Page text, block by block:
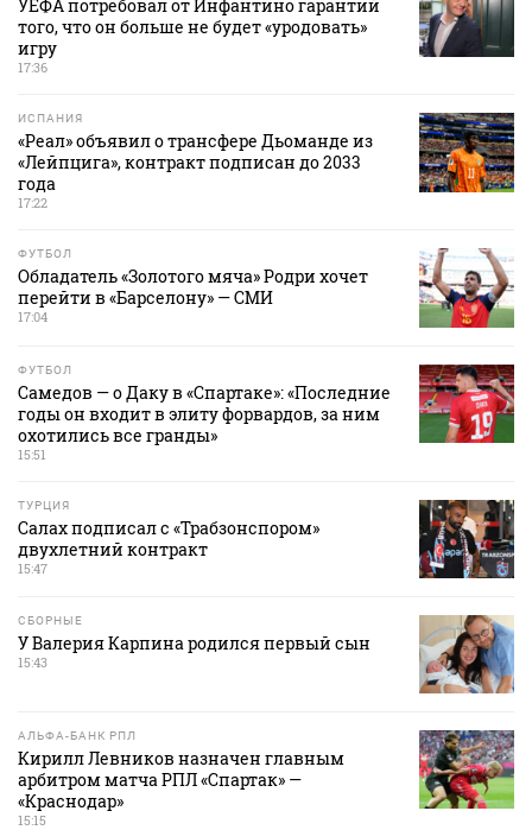
УЕФА потребовал от Инфантино гарантий
того, что он больше не будет «уродовать»
игру
17:36
ИСПАНИЯ
«Реал» объявил о трансфере Дьоманде из
«Лейпцига», контракт подписан до 2033
года
17:22
ФУТБОЛ
Обладатель «Золотого мяча» Родри хочет
перейти в «Барселону» — СМИ
17:04
ФУТБОЛ
Самедов — о Даку в «Спартаке»: «Последние
годы он входит в элиту форвардов, за ним
охотились все гранды»
15:51
ТУРЦИЯ
Салах подписал с «Трабзонспором»
двухлетний контракт
15:47
СБОРНЫЕ
У Валерия Карпина родился первый сын
15:43
АЛЬФА-БАНК РПЛ
Кирилл Левников назначен главным
арбитром матча РПЛ «Спартак» —
«Краснодар»
15:15